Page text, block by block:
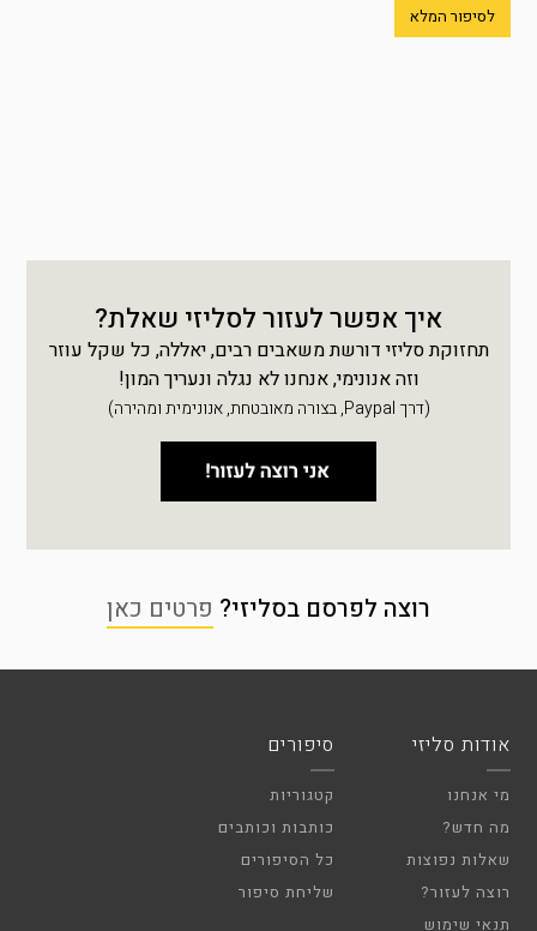
לסיפור המלא
איך אפשר לעזור לסליזי שאלת?
תחזוקת סליזי דורשת משאבים רבים, יאללה, כל שקל עוזר
וזה אנונימי, אנחנו לא נגלה ונעריך המון!
(דרך Paypal, בצורה מאובטחת, אנונימית ומהירה)
רוצה לפרסם בסליזי? פרטים כאן
אודות סליזי
מי אנחנו
מה חדש?
שאלות נפוצות
רוצה לעזור?
תנאי שימוש
סיפורים
קטגוריות
כותבות וכותבים
כל הסיפורים
שליחת סיפור